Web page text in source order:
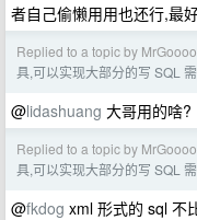
者自己偷懒用用也还行,最
Replied to a topic by MrGoooo
具,可以实现大部分的写 SQL
@lidashuang 大哥用的啥?
Replied to a topic by MrGoooo
具,可以实现大部分的写 SQL
@fkdog xml 形式的 sql 不